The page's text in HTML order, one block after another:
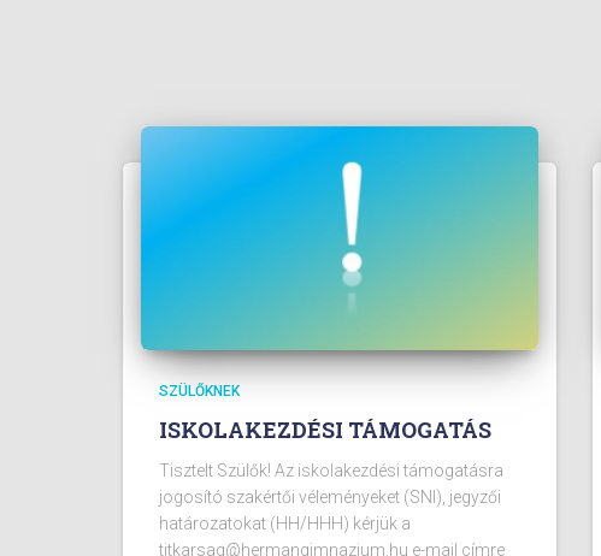
SZÜLŐKNEK
ISKOLAKEZDÉSI TÁMOGATÁS
Tisztelt Szülők! Az iskolakezdési támogatásra
jogosító szakértői véleményeket (SNI), jegyzői
határozatokat (HH/HHH) kérjük a
titkarsag@hermangimnazium.hu e-mail címre